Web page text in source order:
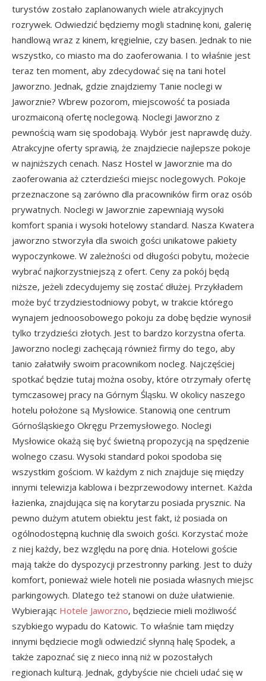
turystów zostało zaplanowanych wiele atrakcyjnych
rozrywek. Odwiedzić będziemy mogli stadninę koni, galerię
handlową wraz z kinem, kręgielnie, czy basen. Jednak to nie
wszystko, co miasto ma do zaoferowania. I to właśnie jest
teraz ten moment, aby zdecydować się na tani hotel
Jaworzno. Jednak, gdzie znajdziemy Tanie noclegi w
Jaworznie? Wbrew pozorom, miejscowość ta posiada
urozmaiconą ofertę noclegową. Noclegi Jaworzno z
pewnością wam się spodobają. Wybór jest naprawdę duży.
Atrakcyjne oferty sprawią, że znajdziecie najlepsze pokoje
w najniższych cenach. Nasz Hostel w Jaworznie ma do
zaoferowania aż czterdzieści miejsc noclegowych. Pokoje
przeznaczone są zarówno dla pracowników firm oraz osób
prywatnych. Noclegi w Jaworznie zapewniają wysoki
komfort spania i wysoki hotelowy standard. Nasza Kwatera
jaworzno stworzyła dla swoich gości unikatowe pakiety
wypoczynkowe. W zależności od długości pobytu, możecie
wybrać najkorzystniejszą z ofert. Ceny za pokój będą
niższe, jeżeli zdecydujemy się zostać dłużej. Przykładem
może być trzydziestodniowy pobyt, w trakcie którego
wynajem jednoosobowego pokoju za dobę będzie wynosił
tylko trzydzieści złotych. Jest to bardzo korzystna oferta.
Jaworzno noclegi zachęcają również firmy do tego, aby
tanio załatwiły swoim pracownikom nocleg. Najczęściej
spotkać będzie tutaj można osoby, które otrzymały ofertę
tymczasowej pracy na Górnym Śląsku. W okolicy naszego
hotelu położone są Mysłowice. Stanowią one centrum
Górnośląskiego Okręgu Przemysłowego. Noclegi
Mysłowice okażą się być świetną propozycją na spędzenie
wolnego czasu. Wysoki standard pokoi spodoba się
wszystkim gościom. W każdym z nich znajduje się między
innymi telewizja kablowa i bezprzewodowy internet. Każda
łazienka, znajdująca się na korytarzu posiada prysznic. Na
pewno dużym atutem obiektu jest fakt, iż posiada on
ogólnodostępną kuchnię dla swoich gości. Korzystać może
z niej każdy, bez względu na porę dnia. Hotelowi goście
mają także do dyspozycji przestronny parking. Jest to duży
komfort, ponieważ wiele hoteli nie posiada własnych miejsc
parkingowych. Dlatego też stanowi on duże ułatwienie.
Wybierając Hotele Jaworzno, będziecie mieli możliwość
szybkiego wypadu do Katowic. To właśnie tam między
innymi będziecie mogli odwiedzić słynną halę Spodek, a
także zapoznać się z nieco inną niż w pozostałych
regionach kulturą. Jednak, gdybyście nie chcieli udać się w